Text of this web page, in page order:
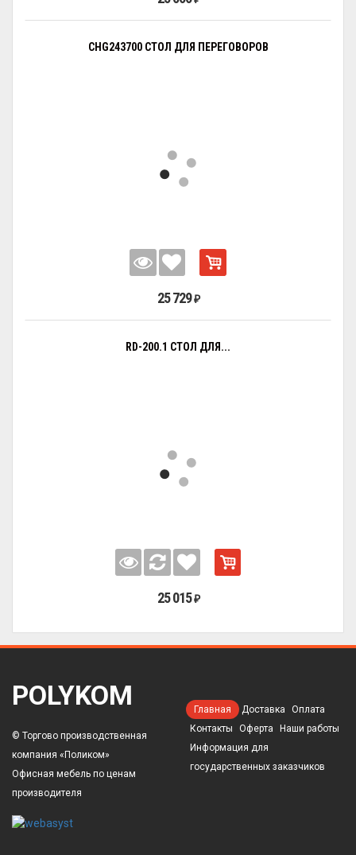
CHG243700 СТОЛ ДЛЯ ПЕРЕГОВОРОВ
25 729 ₽
RD-200.1 СТОЛ ДЛЯ...
25 015 ₽
POLYKOM
© Торгово производственная
компания «Поликом»
Офисная мебель по ценам
производителя
Главная Доставка
Оплата
Контакты
Оферта
Наши работы
Информация для
государственных заказчиков